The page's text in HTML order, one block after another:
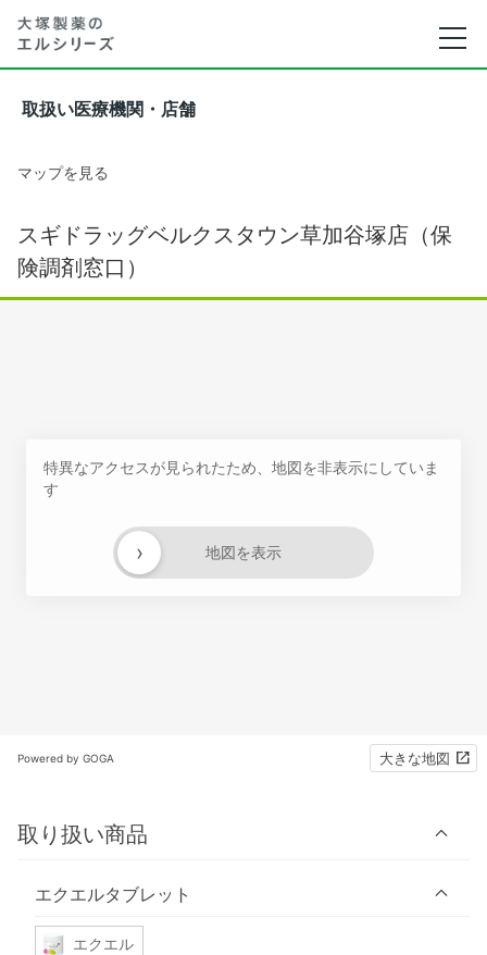
取扱い医療機関・店舗
マップを見る
スギドラッグベルクスタウン草加谷塚店（保
険調剤窓口）
特異なアクセスが見られたため、地図を非表示にしていま
す
地図を表示
›
Powered by GOGA 大きな地図
取り扱い商品
エクエルタブレット
エクエル